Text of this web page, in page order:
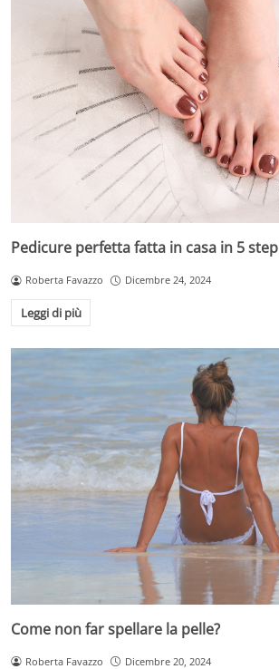
Pedicure perfetta fatta in casa in 5 step
Roberta Favazzo Dicembre 24, 2024
Leggi di più
Come non far spellare la pelle?
Roberta Favazzo Dicembre 20, 2024